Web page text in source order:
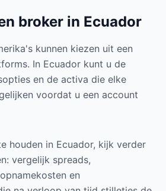
broker in Ecuador
kunnen kiezen uit een
In Ecuador kunt u de
en de activa die elke
voordat u een account
houden in Ecuador, kijk verder
vergelijk spreads,
en